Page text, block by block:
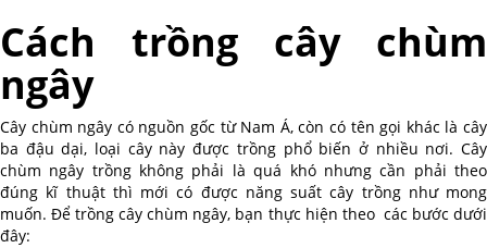
Cách trồng cây chùm
ngây
Cây chùm ngây có nguồn gốc từ Nam Á, còn có tên gọi khác là cây
ba đậu dại, loại cây này được trồng phổ biến ở nhiều nơi. Cây
chùm ngây trồng không phải là quá khó nhưng cần phải theo
đúng kĩ thuật thì mới có được năng suất cây trồng như mong
muốn. Để trồng cây chùm ngây, bạn thực hiện theo các bước dưới
đây: